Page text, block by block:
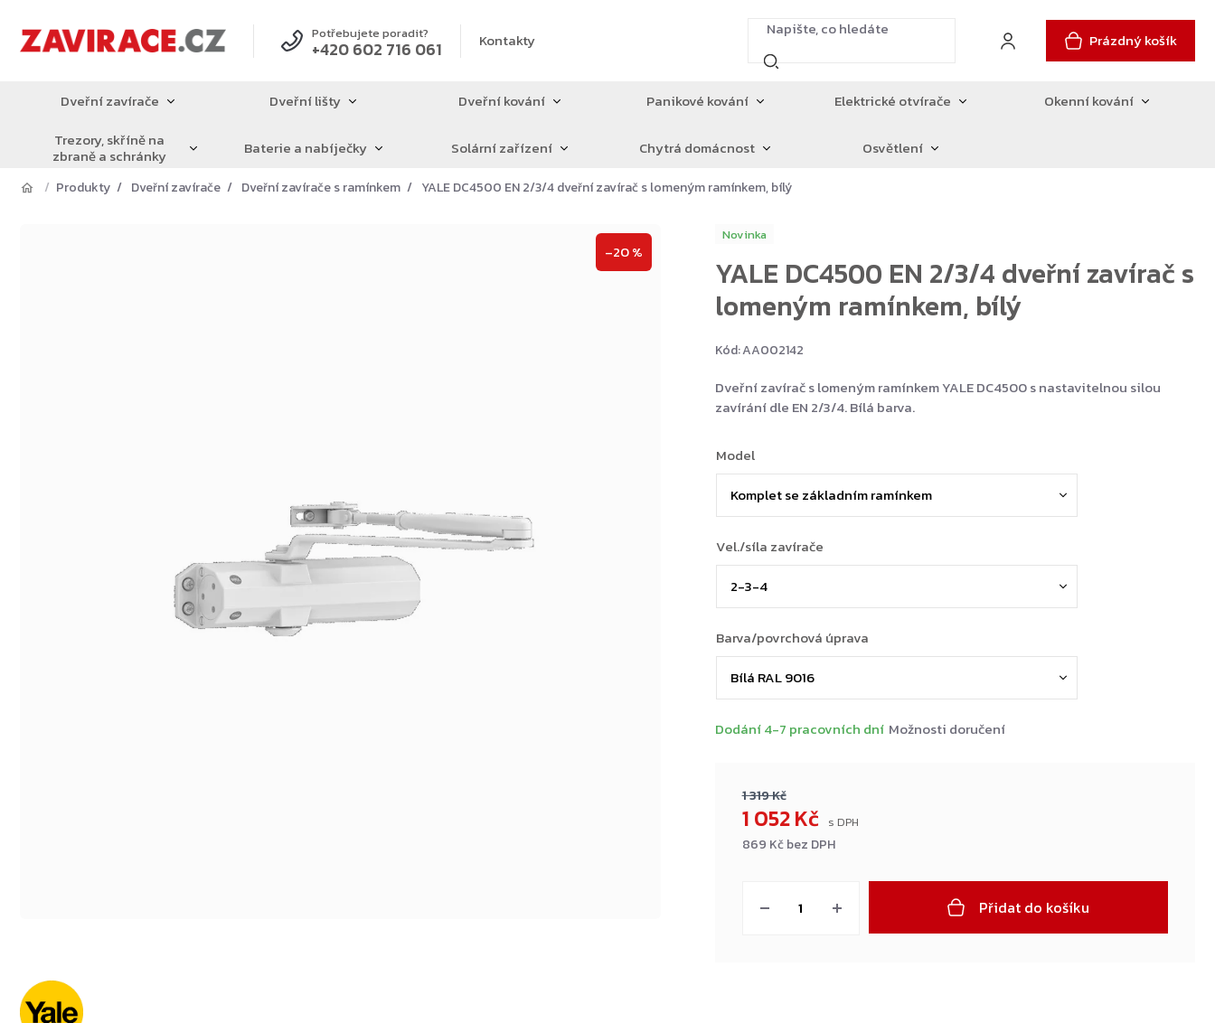
obsah
Potřebujete poradit?
+420 602 716 061 Kontakty Prázdný košík
Dveřní zavírače Dveřní lišty Dveřní kování Panikové kování Elektrické otvírače
Okenní kování
Trezory, skříně na
zbraně a schránky Baterie a nabíječky Solární zařízení Chytrá domácnost Osvětlení
Produkty Dveřní zavírače Dveřní zavírače s ramínkem YALE DC4500 EN 2/3/4 dveřní zavírač s lomeným ramínkem, bílý
Novinka
YALE DC4500 EN 2/3/4 dveřní zavírač s
lomeným ramínkem, bílý
Kód:AA002142
–20 %
1 319 Kč
1 052 Kč
869 Kč bez DPH
Dodání 4-7 pracovních dní Možnosti doručení
Model
Vel./síla zavírače
Barva/povrchová úprava
Přidat do košíku
Dveřní zavírač s lomeným ramínkem YALE DC4500 s nastavitelnou silou
zavírání dle EN 2/3/4. Bílá barva.